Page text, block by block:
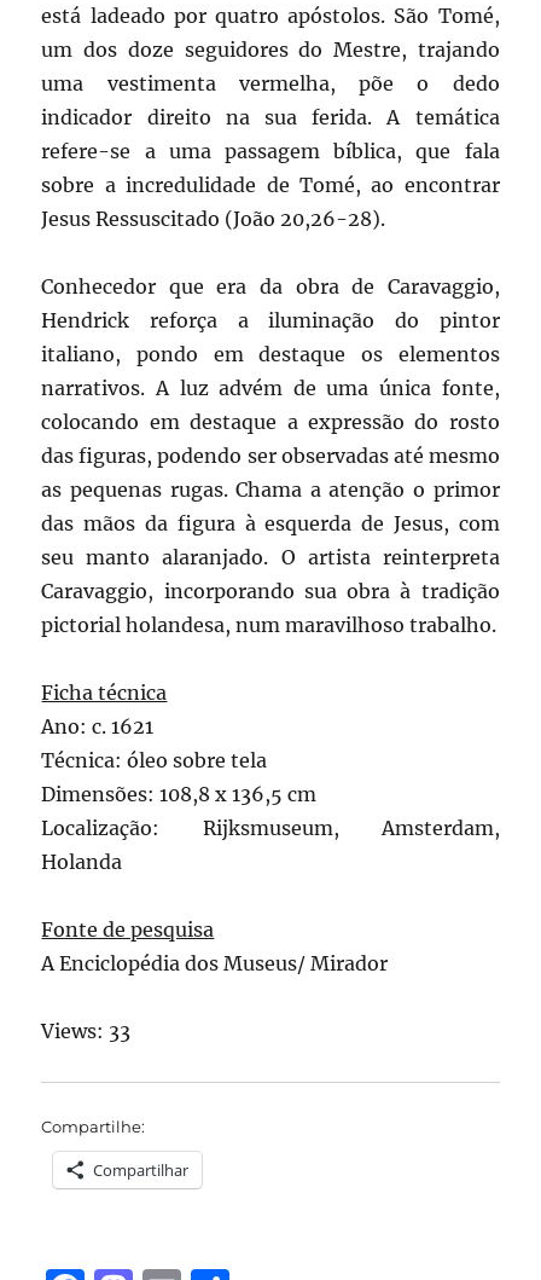
está ladeado por quatro apóstolos. São Tomé,
um dos doze seguidores do Mestre, trajando
uma vestimenta vermelha, põe o dedo
indicador direito na sua ferida. A temática
refere-se a uma passagem bíblica, que fala
sobre a incredulidade de Tomé, ao encontrar
Jesus Ressuscitado (João 20,26-28).
Conhecedor que era da obra de Caravaggio,
Hendrick reforça a iluminação do pintor
italiano, pondo em destaque os elementos
narrativos. A luz advém de uma única fonte,
colocando em destaque a expressão do rosto
das figuras, podendo ser observadas até mesmo
as pequenas rugas. Chama a atenção o primor
das mãos da figura à esquerda de Jesus, com
seu manto alaranjado. O artista reinterpreta
Caravaggio, incorporando sua obra à tradição
pictorial holandesa, num maravilhoso trabalho.
Ficha técnica
Ano: c. 1621
Técnica: óleo sobre tela
Dimensões: 108,8 x 136,5 cm
Localização: Rijksmuseum, Amsterdam,
Holanda
Fonte de pesquisa
A Enciclopédia dos Museus/ Mirador
Views: 33
Compartilhe:
Compartilhar